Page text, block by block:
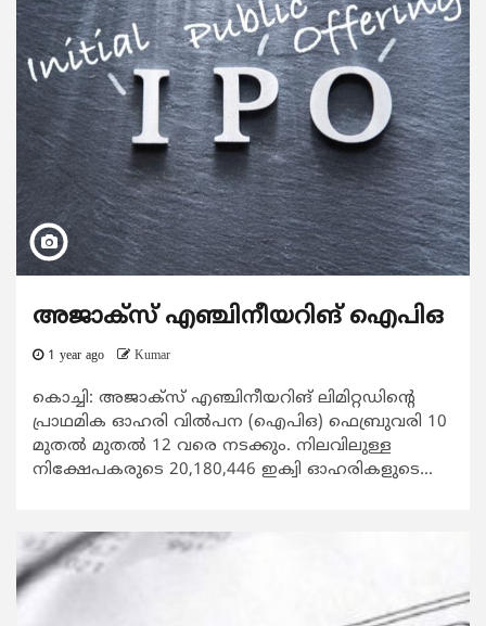
അജാക്സ് എഞ്ചിനീയറിങ് ഐപിഒ
1 year ago Kumar
കൊച്ചി: അജാക്സ് എഞ്ചിനീയറിങ് ലിമിറ്റഡിന്‍റെ
പ്രാഥമിക ഓഹരി വില്‍പന (ഐപിഒ) ഫെബ്രുവരി 10
മുതല്‍ മുതല്‍ 12 വരെ നടക്കും. നിലവിലുള്ള
നിക്ഷേപകരുടെ 20,180,446 ഇക്വി ഓഹരികളുടെ...